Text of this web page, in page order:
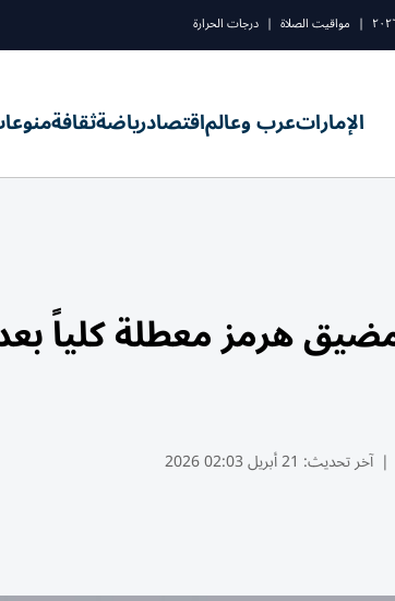
| مواقيت الصلاة | درجات الحرارة
الإماراتعرب وعالماقتصادرياضةثقافة
هرمز معطلة كلياً
| آخر تحديث: 21 أبريل 02:03 2026